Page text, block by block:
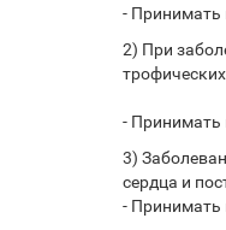
- Принимать
2) При
- Принимать
3)
сердца и
- Принимать